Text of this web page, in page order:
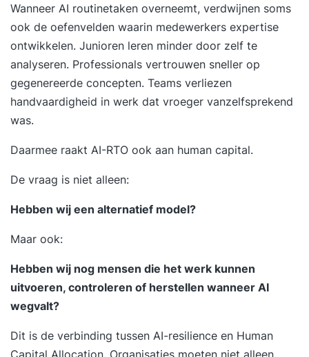
Wanneer AI routinetaken overneemt, verdwijnen soms
ook de oefenvelden waarin medewerkers expertise
ontwikkelen. Junioren leren minder door zelf te
analyseren. Professionals vertrouwen sneller op
gegenereerde concepten. Teams verliezen
handvaardigheid in werk dat vroeger vanzelfsprekend
was.
Daarmee raakt AI-RTO ook aan human capital.
De vraag is niet alleen:
Hebben wij een alternatief model?
Maar ook:
Hebben wij nog mensen die het werk kunnen
uitvoeren, controleren of herstellen wanneer AI
wegvalt?
Dit is de verbinding tussen AI-resilience en Human
Capital Allocation. Organisaties moeten niet alleen